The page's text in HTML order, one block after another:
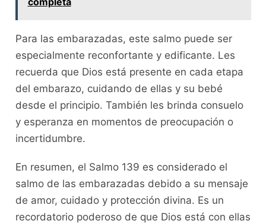
Para las embarazadas, este salmo puede ser
especialmente reconfortante y edificante. Les
recuerda que Dios está presente en cada etapa
del embarazo, cuidando de ellas y su bebé
desde el principio. También les brinda consuelo
y esperanza en momentos de preocupación o
incertidumbre.
En resumen, el Salmo 139 es considerado el
salmo de las embarazadas debido a su mensaje
de amor, cuidado y protección divina. Es un
recordatorio poderoso de que Dios está con ellas